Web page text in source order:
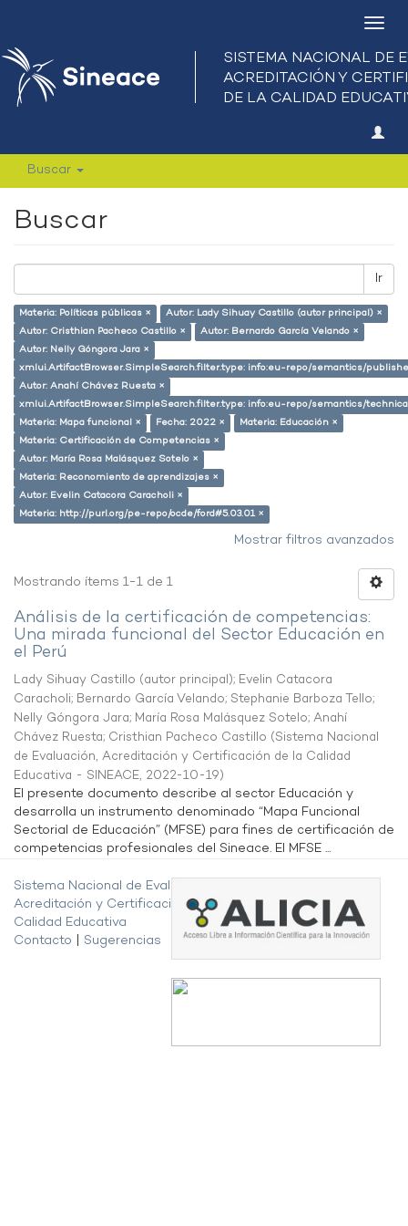
Buscar
Buscar
Ir
Materia: Políticas públicas ×
Autor: Lady Sihuay Castillo (autor principal) ×
Autor: Cristhian Pacheco Castillo ×
Autor: Bernardo García Velando ×
Autor: Nelly Góngora Jara ×
xmlui.ArtifactBrowser.SimpleSearch.filter.type: info:eu-repo/semantics/
Autor: Anahí Chávez Ruesta ×
xmlui.ArtifactBrowser.SimpleSearch.filter.type: info:eu-repo/semantics/
Materia: Mapa funcional ×
Fecha: 2022 ×
Materia: Educación ×
Materia: Certificación de Competencias ×
Autor: María Rosa Malásquez Sotelo ×
Materia: Reconomiento de aprendizajes ×
Autor: Evelin Catacora Caracholi ×
Materia: http://purl.org/pe-repo/ocde/ford#5.03.01 ×
Mostrar filtros avanzados
Mostrando ítems 1-1 de 1
Análisis de la certificación de competencias:
Una mirada funcional del Sector Educación en
el Perú
Lady Sihuay Castillo (autor principal); Evelin Catacora
Caracholi; Bernardo García Velando; Stephanie Barboza Tello;
Nelly Góngora Jara; María Rosa Malásquez Sotelo; Anahí
Chávez Ruesta; Cristhian Pacheco Castillo (Sistema Nacional
de Evaluación, Acreditación y Certificación de la Calidad
Educativa - SINEACE, 2022-10-19)
El presente documento describe al sector Educación y
desarrolla un instrumento denominado “Mapa Funcional
Sectorial de Educación” (MFSE) para fines de certificación de
competencias profesionales del Sineace. El MFSE ...
Sistema Nacional de Evaluación,
Acreditación y Certificación de la
Calidad Educativa
Contacto
Sugerencias